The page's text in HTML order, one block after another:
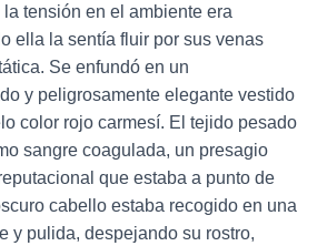
tensión en el ambiente era
ella la sentía fluir por sus venas
Se enfundó en un
y peligrosamente elegante vestido
color rojo carmesí. El tejido pesado
sangre coagulada, un presagio
que estaba a punto de
cabello estaba recogido en una
y pulida, despejando su rostro,